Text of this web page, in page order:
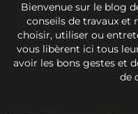
Bienvenue sur le blog
conseils de travaux et
choisir, utiliser ou
vous libèrent ici tous
avoir les bons gestes et
de